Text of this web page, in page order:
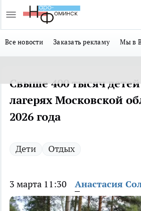
Все новости Заказать рекламу Мы в
Свыше 400 тысяч
лагерях Московской
2026 года
Дети Отдых
3 марта 11:30 Анастасия